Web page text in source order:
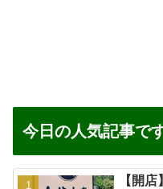
今日の人気記事で
【開